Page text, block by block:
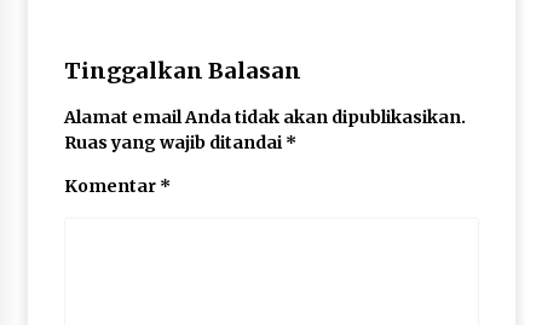
Tinggalkan Balasan
Alamat email Anda tidak akan dipublikasikan.
Ruas yang wajib ditandai *
Komentar *